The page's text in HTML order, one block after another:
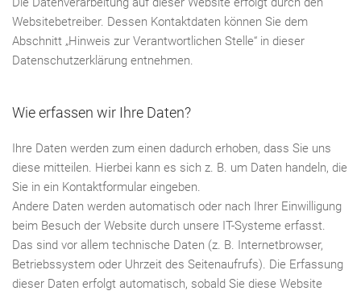
Websitebetreiber. Dessen Kontaktdaten können Sie dem
Abschnitt „Hinweis zur Verantwortlichen Stelle“ in dieser
Datenschutzerklärung entnehmen.
Wie erfassen wir Ihre Daten?
Ihre Daten werden zum einen dadurch erhoben, dass Sie uns
diese mitteilen. Hierbei kann es sich z. B. um Daten handeln, die
Sie in ein Kontaktformular eingeben.
Andere Daten werden automatisch oder nach Ihrer Einwilligung
beim Besuch der Website durch unsere IT-Systeme erfasst.
Das sind vor allem technische Daten (z. B. Internetbrowser,
Betriebssystem oder Uhrzeit des Seitenaufrufs). Die Erfassung
dieser Daten erfolgt automatisch, sobald Sie diese Website